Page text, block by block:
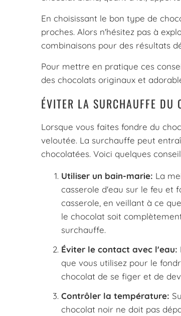
En choisissant le bon type de
proches. Alors n'hésitez pas à
combinaisons pour des résultats
Pour mettre en pratique ces
des chocolats originaux et
ÉVITER LA SURCHAUFFE DU
Lorsque vous faites fondre du
veloutée. La surchauffe peut
chocolatées. Voici quelques
Utiliser un bain-marie: La
casserole d'eau sur le feu et
casserole, en veillant à ce
le chocolat soit
surchauffe.
Éviter le contact avec l'eau:
que vous utilisez pour le
chocolat de se figer et de
Contrôler la température:
chocolat noir ne doit pas